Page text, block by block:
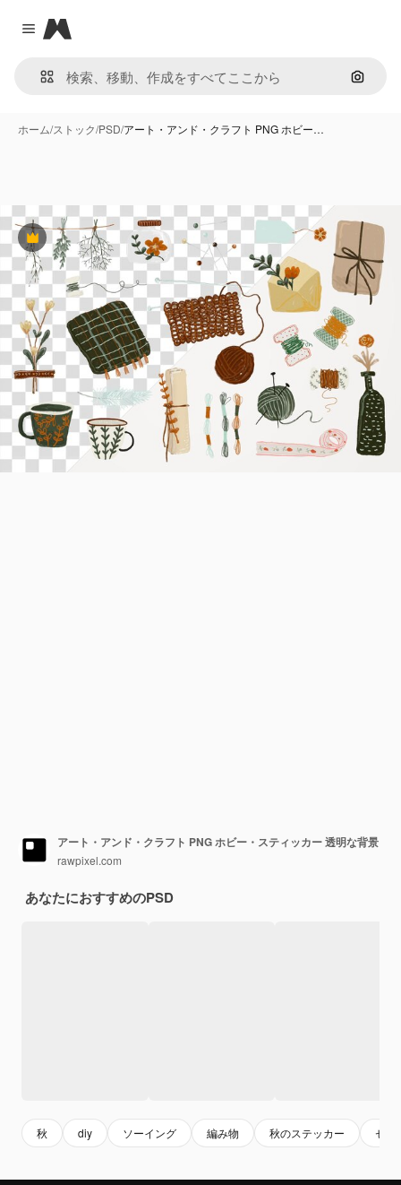
Close menu
Magnific
画像で
ホーム/ストック/PSD/アート・アンド・クラフト PNG ホビー…
Premium
アート・アンド・クラフト PNG ホビー・スティッカー 透明な背景
rawpixel.com
あなたにおすすめのPSD
秋 diy ソーイング 編み物 秋のステッカー セッ